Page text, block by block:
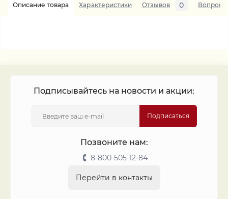
Описание товара Характеристики Отзывов 0 Вопросы
Подписывайтесь на новости и акции:
Подписаться
Позвоните нам:
8-800-505-12-84
Перейти в контакты